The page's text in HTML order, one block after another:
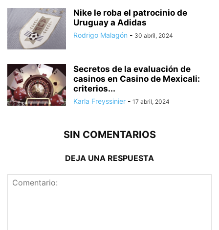
Nike le roba el patrocinio de
Uruguay a Adidas
Rodrigo Malagón - 30 abril, 2024
Secretos de la evaluación de
casinos en Casino de Mexicali:
сriterios...
Karla Freyssinier - 17 abril, 2024
SIN COMENTARIOS
DEJA UNA RESPUESTA